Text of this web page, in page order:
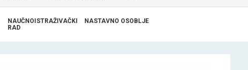
NAUČNOISTRAŽIVAČKI
RAD
NASTAVNO OSOBLJE